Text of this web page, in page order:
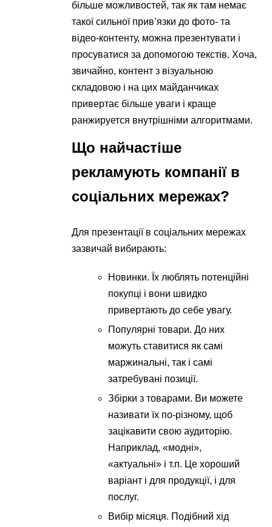
більше можливостей, так як там немає
такої сильної прив’язки до фото- та
відео-контенту, можна презентувати і
просуватися за допомогою текстів. Хоча,
звичайно, контент з візуальною
складовою і на цих майданчиках
привертає більше уваги і краще
ранжируется внутрішніми алгоритмами.
Що найчастіше
рекламують компанії в
соціальних мережах?
Для презентації в соціальних мережах
зазвичай вибирають:
Новинки. Їх люблять потенційні
покупці і вони швидко
привертають до себе увагу.
Популярні товари. До них
можуть ставитися як самі
маржинальні, так і самі
затребувані позиції.
Збірки з товарами. Ви можете
називати їх по-різному, щоб
зацікавити свою аудиторію.
Наприклад, «модні»,
«актуальні» і т.п. Це хороший
варіант і для продукції, і для
послуг.
Вибір місяця. Подібний хід